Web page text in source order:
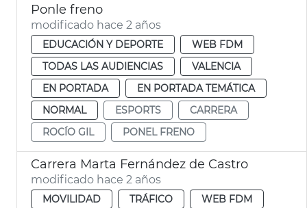
Ponle freno
modificado hace 2 años
EDUCACIÓN Y DEPORTE
WEB FDM
TODAS LAS AUDIENCIAS
VALENCIA
EN PORTADA
EN PORTADA TEMÁTICA
NORMAL
ESPORTS
CARRERA
ROCÍO GIL
PONEL FRENO
Carrera Marta Fernández de Castro
modificado hace 2 años
MOVILIDAD TRÁFICO
WEB FDM